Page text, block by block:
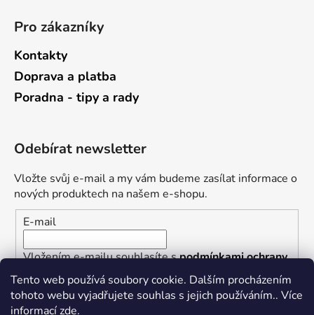
Tento web používá soubory cookie. Dalším procházením
tohoto webu vyjadřujete souhlas s jejich používáním.. Více
informacízde.
Pro zákazníky
Kontakty
Doprava a platba
Poradna - tipy a rady
Odebírat newsletter
Vložte svůj e-mail a my vám budeme zasílat informace o
nových produktech na našem e-shopu.
E-mail
Vložením e-mailu souhlasíte spodmínkami ochrany
osobních údajů
PŘIHLÁSIT SE